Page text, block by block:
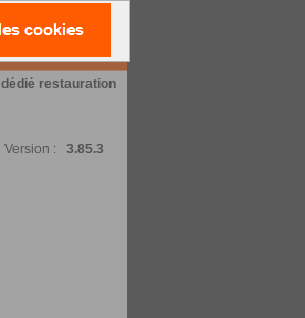
restauration
Version : 3.85.3